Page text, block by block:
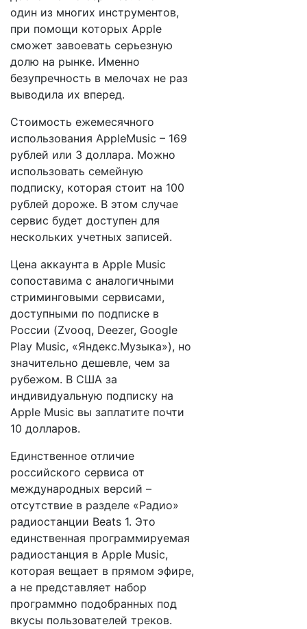
один из многих инструментов,
при помощи которых Apple
сможет завоевать серьезную
долю на рынке. Именно
безупречность в мелочах не раз
выводила их вперед.
Стоимость ежемесячного
использования AppleMusic – 169
рублей или 3 доллара. Можно
использовать семейную
подписку, которая стоит на 100
рублей дороже. В этом случае
сервис будет доступен для
нескольких учетных записей.
Цена аккаунта в Apple Music
сопоставима с аналогичными
стриминговыми сервисами,
доступными по подписке в
России (Zvooq, Deezer, Google
Play Music, «Яндекс.Музыка»), но
значительно дешевле, чем за
рубежом. В США за
индивидуальную подписку на
Apple Music вы заплатите почти
10 долларов.
Единственное отличие
российского сервиса от
международных версий –
отсутствие в разделе «Радио»
радиостанции Beats 1. Это
единственная программируемая
радиостанция в Apple Music,
которая вещает в прямом эфире,
а не представляет набор
программно подобранных под
вкусы пользователей треков.